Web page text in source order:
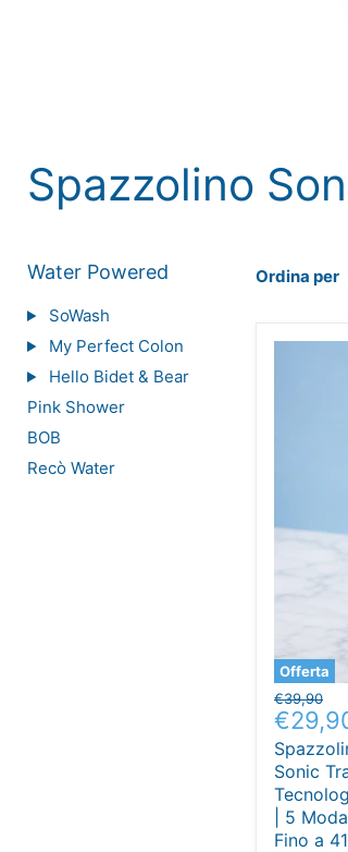
Spazzolino
Water Powered
SoWash
My Perfect Colon
Hello Bidet & Bear
Pink Shower
BOB
Recò Water
Ordina per
Offerta
Prezzo
originale
€39,90
Sonic
| 5
Fino a